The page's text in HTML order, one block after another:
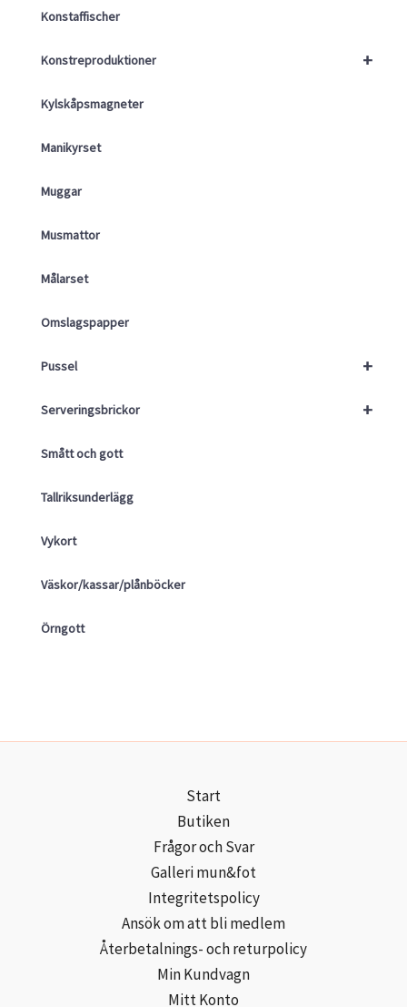
Konstaffischer
+
Konstreproduktioner
Kylskåpsmagneter
Manikyrset
Muggar
Musmattor
Målarset
Omslagspapper
+
Pussel
+
Serveringsbrickor
Smått och gott
Tallriksunderlägg
Vykort
Väskor/kassar/plånböcker
Örngott
Start
Butiken
Frågor och Svar
Galleri mun&fot
Integritetspolicy
Ansök om att bli medlem
Återbetalnings- och returpolicy
Min Kundvagn
Mitt Konto